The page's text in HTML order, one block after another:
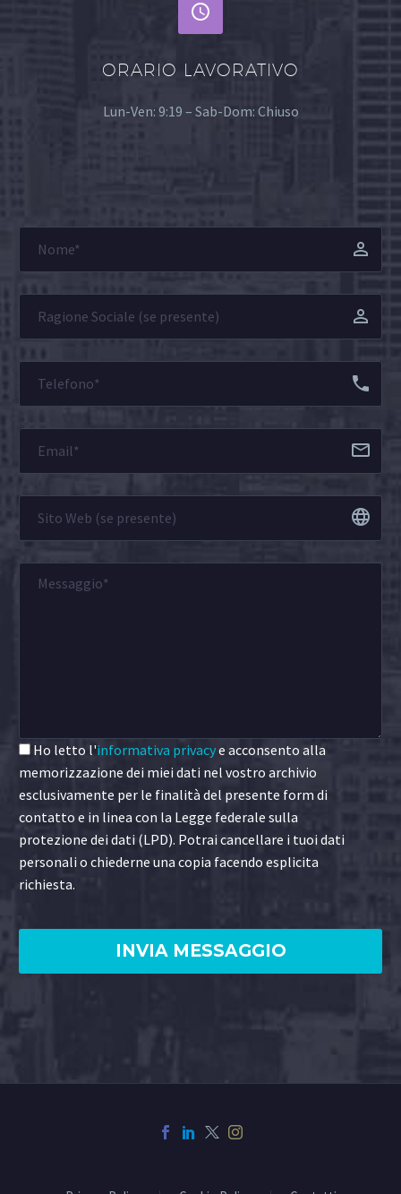


ORARIO LAVORATIVO
Lun-Ven: 9:19 – Sab-Dom: Chiuso
Ho letto l'informativa privacye acconsento alla
memorizzazione dei miei dati nel vostro archivio
esclusivamente per le finalità del presente form di
contatto e in linea con la Legge federale sulla
protezione dei dati (LPD). Potrai cancellare i tuoi dati
personali o chiederne una copia facendo esplicita
richiesta.